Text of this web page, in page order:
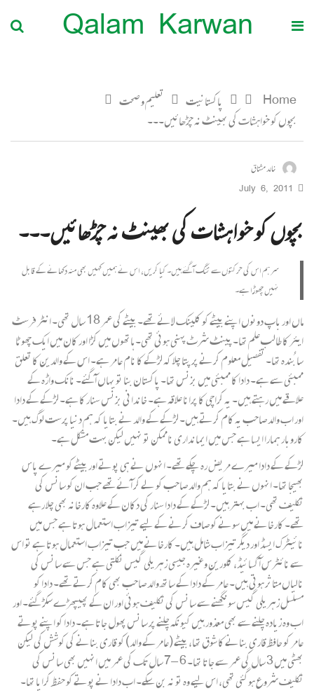
Qalam Karwan
Home پاکستانیت
تعلیم و صحت
بچوں کو خواہشات کی بھینٹ نہ چڑھائیں۔۔۔
خالد مشتاق
July 6, 2011
بچوں کو خواہشات کی بھینٹ نہ چڑھائیں۔۔۔
سر ہم اس کی حرکتوں سے تنگ آگئے ہیں۔ کیا کریں، اس نے ہمیں کہیں بھی منہ دکھانے کے قابل
نہیں چھوڑا ہے۔
ماں اور باپ دونوں اپنے بیٹے کو کلینک لائے تھے۔ بیٹے کی عمر 18 سال تھی۔ انٹر فرسٹ
ایئر کا طالب علم تھا۔ پینٹ شرٹ پہنی ہوئی تھی۔ ہاتھوں میں کڑا اور کان میں ایک چھوٹا
سا بُندہ تھا۔ تفصیل معلوم کرنے پر پتا چلا کہ لڑکے کا نام عامر ہے۔ اس کے والدین کا تعلق
ممبئی سے ہے۔ دادا کا ممبئی میں بزنس تھا۔ پاکستان بنا تو یہاں آگئے۔ نانک واڑہ کے
علاقے میں رہتے ہیں۔ یہ کراچی کا پرانا علاقہ ہے۔ خاندانی بزنس سنار کا ہے۔ لڑکے کے دادا
اور اب والد صاحب یہ کام کرتے ہیں۔ لڑکے کے والد نے بتایا کہ ہم دنیا پرست لوگ ہیں۔
کاروبار ہمارا ایسا ہے جس میں ایمانداری ناممکن تو نہیں لیکن بہت مشکل ہے۔
لڑکے کے دادا میرے مریض رہ چکے تھے۔ انہوں نے ہی پوتے اور بیٹے کو میرے پاس
بھیجا تھا۔ انہوں نے بتایا کہ ہم والد صاحب کو لے کر آئے تھے جب ان کو سانس کی
تکلیف تھی۔ اب بہتر ہیں۔ لڑکے کے دادا سنار کی دکان کے علاوہ کارخانہ بھی چلا رہے
تھے۔ کارخانے میں سونے کو صاف کرنے کے لیے تیزاب استعمال ہوتا ہے جس میں
نائیٹرک ایسڈ اور دیگر تیزاب شامل ہیں۔ کارخانے میں جب تیزاب استعمال ہوتا ہے تو اس
سے نائٹرس آکسائیڈ، کلورین وغیرہ جیسی زہریلی گیس نکلتی ہے جس سے سانس کی
نالیاں متاثر ہوتی ہیں۔ عامر کے دادا کے ساتھ والد صاحب بھی کام کرتے تھے۔ دادا کو
مسلسل زہریلی گیس سونگھنے سے سانس کی تکلیف ہوئی اور ان کے پھیپھڑے سکڑ گئے۔ اور
اب وہ زیادہ چلنے سے بھی معذور ہیں کیونکہ چلنے پر سانس پھول جاتا ہے۔ دادا کو اپنے پوتے
عامر کو حافظ قاری بنانے کا شوق تھا، بیٹے (عامر کے والد) کو قاری بنانے کی کوشش کی لیکن
بھٹی میں 3 سال کی عمر سے جاتا تھا۔ 6 – 7 سال تک کی عمر میں انہیں بھی سانس کی
تکلیف شروع ہوگئی تھی، اس لیے وہ تو نہ بن سکے۔ اب دادا نے پوتے کو حفظ کرایا تھا۔